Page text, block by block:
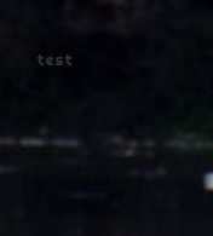
test